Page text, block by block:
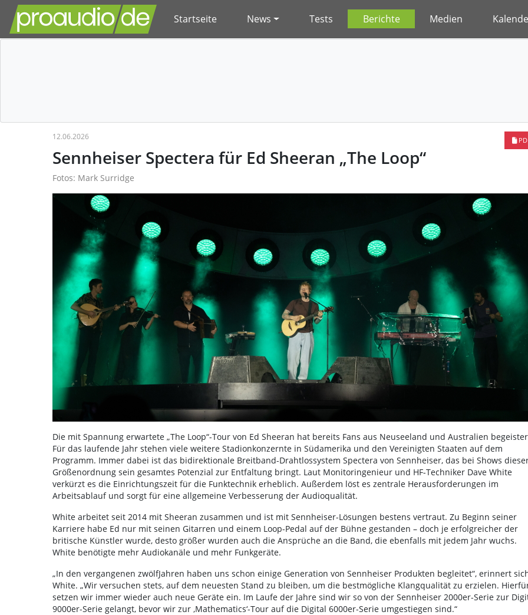
Startseite News Tests Berichte Medien
12.06.2026
Sennheiser Spectera für Ed Sheeran „The Loop“
Fotos: Mark Surridge
Die mit Spannung erwartete „The Loop“-Tour von Ed Sheeran hat bereits Fans aus Neuseeland und Australien
Für das laufende Jahr stehen viele weitere Stadionkonzernte in Südamerika und den Vereinigten Staaten auf dem
Programm. Immer dabei ist das bidirektionale Breitband-Drahtlossystem Spectera von Sennheiser, das bei Shows
Größenordnung sein gesamtes Potenzial zur Entfaltung bringt. Laut Monitoringenieur und HF-Techniker Dave White
verkürzt es die Einrichtungszeit für die Funktechnik erheblich. Außerdem löst es zentrale Herausforderungen im
Arbeitsablauf und sorgt für eine allgemeine Verbesserung der Audioqualität.
White arbeitet seit 2014 mit Sheeran zusammen und ist mit Sennheiser-Lösungen bestens vertraut. Zu Beginn seiner
Karriere habe Ed nur mit seinen Gitarren und einem Loop-Pedal auf der Bühne gestanden – doch je erfolgreicher der
britische Künstler wurde, desto größer wurden auch die Ansprüche an die Band, die ebenfalls mit jedem Jahr wuchs.
White benötigte mehr Audiokanäle und mehr Funkgeräte.
„In den vergangenen zwölfJahren haben uns schon einige Generation von Sennheiser Produkten begleitet“, erinnert
White. „Wir versuchen stets, auf dem neuesten Stand zu bleiben, um die bestmögliche Klangqualität zu erzielen.
setzen wir immer wieder auch neue Geräte ein. Im Laufe der Jahre sind wir so von der Sennheiser 2000er-Serie zur
9000er-Serie gelangt, bevor wir zur ‚Mathematics‘-Tour auf die Digital 6000er-Serie umgestiegen sind.“